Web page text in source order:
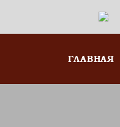
ГЛАВНАЯ